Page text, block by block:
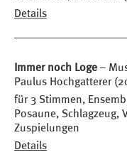
Details
Immer noch Loge –
Paulus Hochgatterer
für 3 Stimmen,
Posaune, Schlagzeug,
Zuspielungen
Details